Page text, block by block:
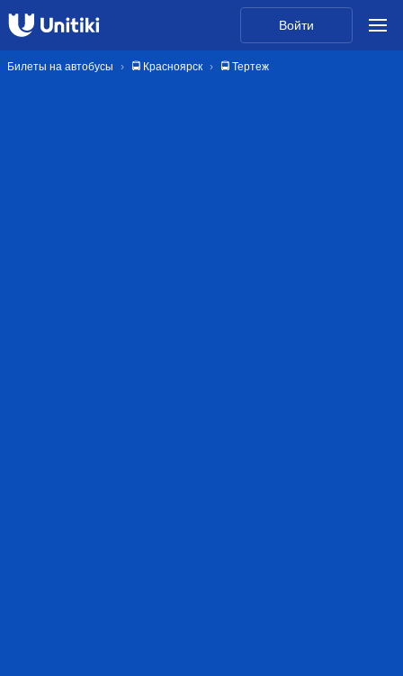
Войти
Билеты на автобусы 🚍 Красноярск 🚍 Тертеж